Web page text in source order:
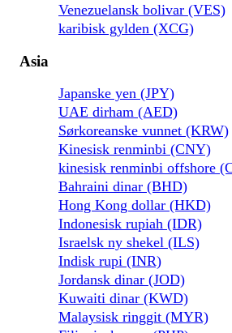
Venezuelansk bolivar (VES)
karibisk gylden (XCG)
Asia
Japanske yen (JPY)
UAE dirham (AED)
Sørkoreanske vunnet (KRW)
Kinesisk renminbi (CNY)
kinesisk renminbi offshore
Bahraini dinar (BHD)
Hong Kong dollar (HKD)
Indonesisk rupiah (IDR)
Israelsk ny shekel (ILS)
Indisk rupi (INR)
Jordansk dinar (JOD)
Kuwaiti dinar (KWD)
Malaysisk ringgit (MYR)